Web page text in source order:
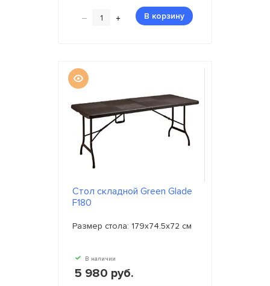
– + В корзину
Стол складной Green Glade
F180
Размер стола: 179х74.5х72 см
В наличии
5 980 руб.